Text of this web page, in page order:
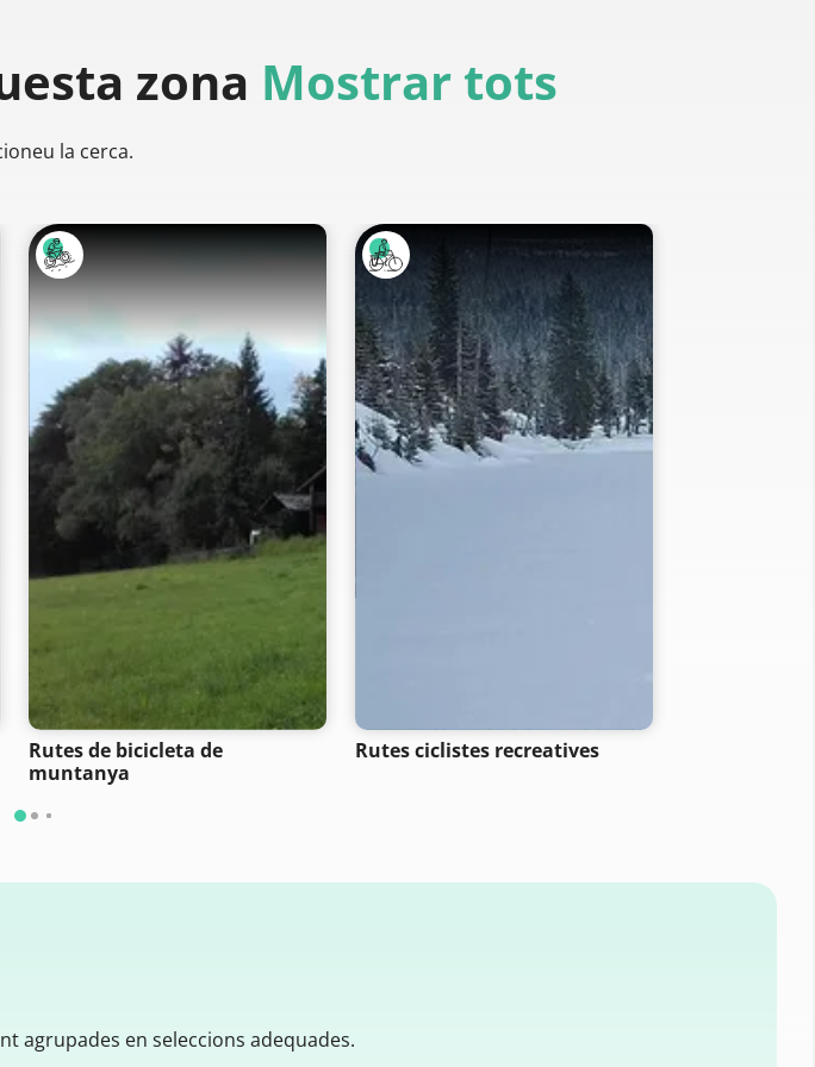
zona Mostrar tots
la cerca.
Rutes de bicicleta de
muntanya
Rutes ciclistes recreatives
agrupades en seleccions adequades.